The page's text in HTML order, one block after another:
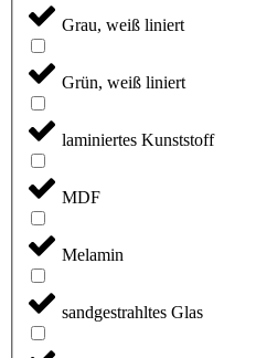
Grau, weiß liniert
Grün, weiß liniert
laminiertes Kunststoff
MDF
Melamin
sandgestrahltes Glas